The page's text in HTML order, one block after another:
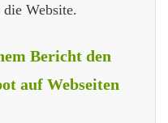
Website.
Bericht den
auf Webseiten